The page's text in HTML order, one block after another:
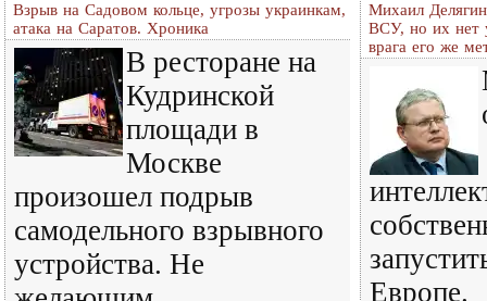
Взрыв на Садовом кольце, угрозы украинкам,
атака на Саратов. Хроника
В ресторане на
Кудринской
площади в
Москве
произошел подрыв
самодельного взрывного
устройства. Не
Михаил
ВСУ, но их нет
врага его же
Европе.